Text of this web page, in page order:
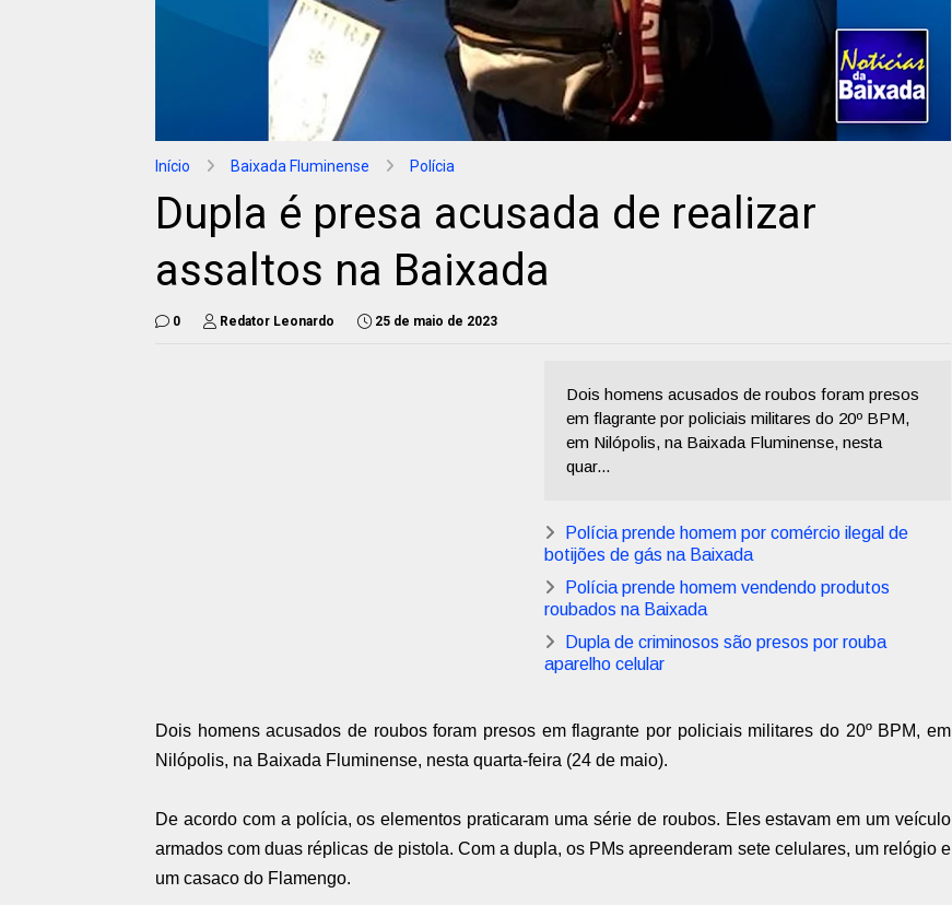
Início Baixada Fluminense Polícia
Dupla é presa acusada de realizar
assaltos na Baixada
0 Redator Leonardo 25 de maio de 2023
Dois homens acusados de roubos foram presos
em flagrante por policiais militares do 20º BPM,
em Nilópolis, na Baixada Fluminense, nesta
quar...
Polícia prende homem por comércio ilegal de
botijões de gás na Baixada
Polícia prende homem vendendo produtos
roubados na Baixada
Dupla de criminosos são presos por rouba
aparelho celular
Dois homens acusados de roubos foram presos em flagrante por policiais militares do 20º BPM, em
Nilópolis, na Baixada Fluminense, nesta quarta-feira (24 de maio).
De acordo com a polícia, os elementos praticaram uma série de roubos. Eles estavam em um veículo
armados com duas réplicas de pistola. Com a dupla, os PMs apreenderam sete celulares, um relógio e
um casaco do Flamengo.